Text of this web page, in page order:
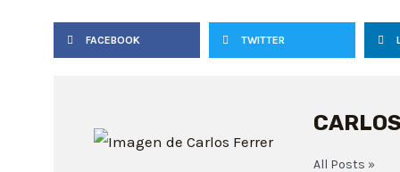
FACEBOOK TWITTER
All Posts »